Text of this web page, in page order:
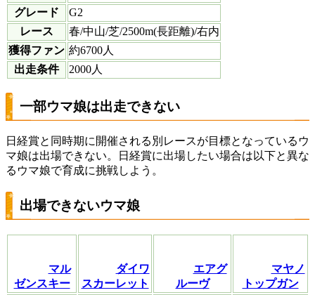
グレード
G2
レース
春/中山/芝/2500m(長距離)/右内
獲得ファン 約6700人
出走条件
2000人
一部ウマ娘は出走できない
日経賞と同時期に開催される別レースが目標となっているウ
マ娘は出場できない。日経賞に出場したい場合は以下と異な
るウマ娘で育成に挑戦しよう。
出場できないウマ娘
マル
ゼンスキー
ダイワ
スカーレット
エアグ
ルーヴ
マヤノ
トップガン